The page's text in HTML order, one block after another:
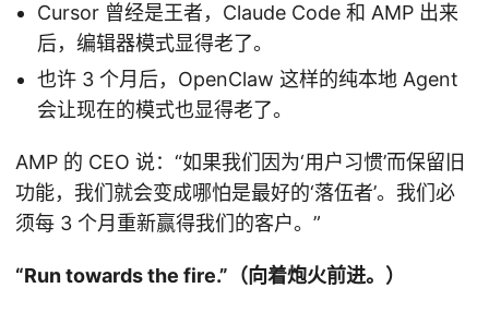
Cursor 曾经是王者，Claude Code 和 AMP 出来
后，编辑器模式显得老了。
也许 3 个月后，OpenClaw 这样的纯本地 Agent
会让现在的模式也显得老了。
AMP 的 CEO 说：“如果我们因为‘用户习惯’而保留旧
功能，我们就会变成哪怕是最好的‘落伍者’。我们必
须每 3 个月重新赢得我们的客户。”
“Run towards the fire.”（向着炮火前进。）